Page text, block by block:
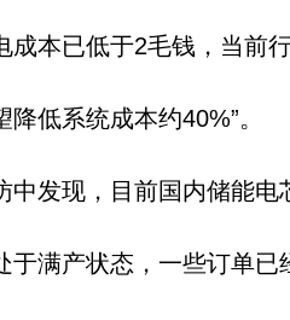
成本已低于2毛钱，当前
低系统成本约40%”。
中发现，目前国内储能
于满产状态，一些订单已